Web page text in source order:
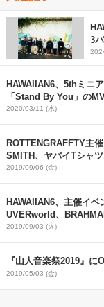
3
も
HAWAIIAN6、5thミニ
「Stand By You」の
2020/03/11 (水)
ROTTENGRAFFTY主
SMITH、ヤバイTシャ
2019/09/06 (金)
HAWAIIAN6、主催イ
UVERworld、
2019/09/03 (火)
『山人音楽祭2019』
2019/05/03 (金)